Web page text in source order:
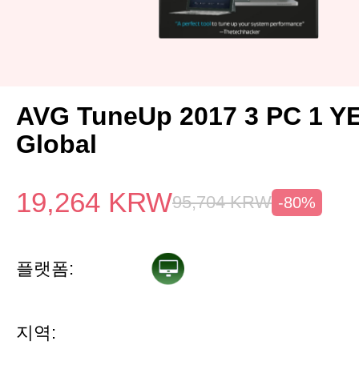
AVG TuneUp 2017 3 PC 1
Global
19,264 KRW95,704 KRW -80%
플랫폼:
지역: